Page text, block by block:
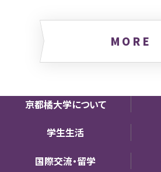
MORE
京都橘大学について
学生生活
国際交流・留学